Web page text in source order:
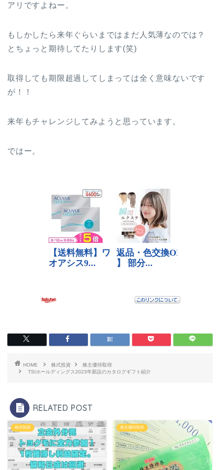
アリですよねー。
もしかしたら来年ぐらいまではまだ人気薄なのでは？
とちょっと期待してたりします(笑)
取得しても期限超過してしまっては全く意味ないです
が！！
来年もチャレンジしてみようと思っています。
ではー。
HOME 株式投資
株主優待取得
TSIホールディングス2023年新設のカタログギフト紹介
RELATED POST
株式投資 株主優待取得